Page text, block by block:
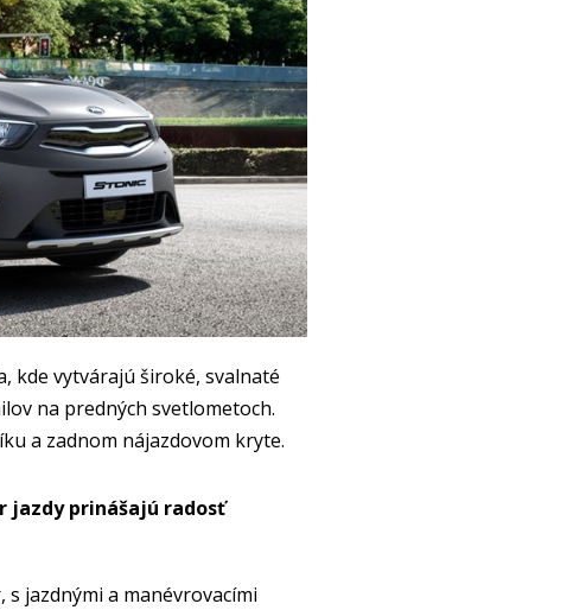
kde vytvárajú široké, svalnaté
na predných svetlometoch.
a zadnom nájazdovom kryte.
jazdy prinášajú radosť
s jazdnými a manévrovacími